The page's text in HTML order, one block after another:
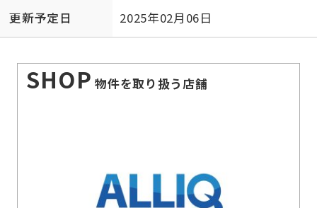
更新予定日 2025年02月06日
SHOP 物件を取り扱う店舗